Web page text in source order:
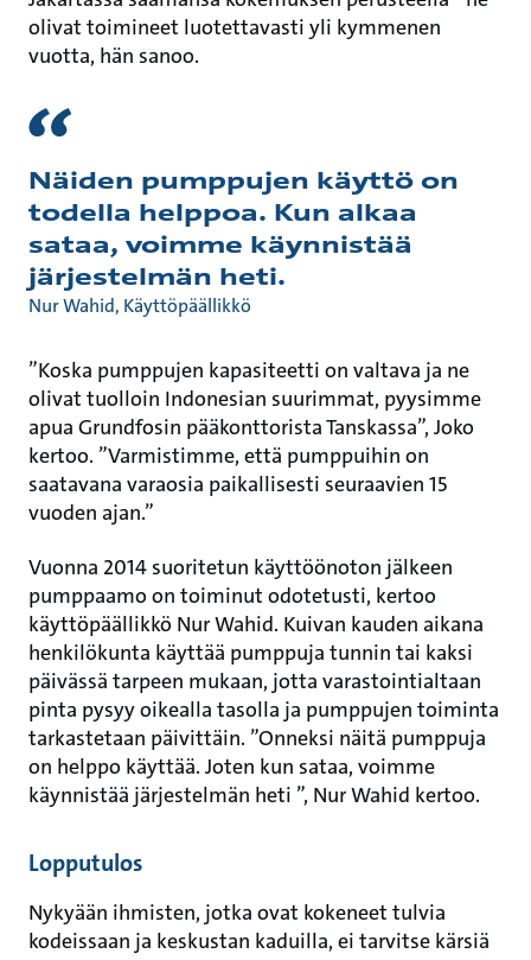
olivat toimineet luotettavasti yli kymmenen
vuotta, hän sanoo.
Näiden pumppujen käyttö on
todella helppoa. Kun alkaa
sataa, voimme käynnistää
järjestelmän heti.
Nur Wahid, Käyttöpäällikkö
”Koska pumppujen kapasiteetti on valtava ja ne
olivat tuolloin Indonesian suurimmat, pyysimme
apua Grundfosin pääkonttorista Tanskassa”, Joko
kertoo. ”Varmistimme, että pumppuihin on
saatavana varaosia paikallisesti seuraavien 15
vuoden ajan.”
Vuonna 2014 suoritetun käyttöönoton jälkeen
pumppaamo on toiminut odotetusti, kertoo
käyttöpäällikkö Nur Wahid. Kuivan kauden aikana
henkilökunta käyttää pumppuja tunnin tai kaksi
päivässä tarpeen mukaan, jotta varastointialtaan
pinta pysyy oikealla tasolla ja pumppujen toiminta
tarkastetaan päivittäin. ”Onneksi näitä pumppuja
on helppo käyttää. Joten kun sataa, voimme
käynnistää järjestelmän heti ”, Nur Wahid kertoo.
Lopputulos
Nykyään ihmisten, jotka ovat kokeneet tulvia
kodeissaan ja keskustan kaduilla, ei tarvitse kärsiä